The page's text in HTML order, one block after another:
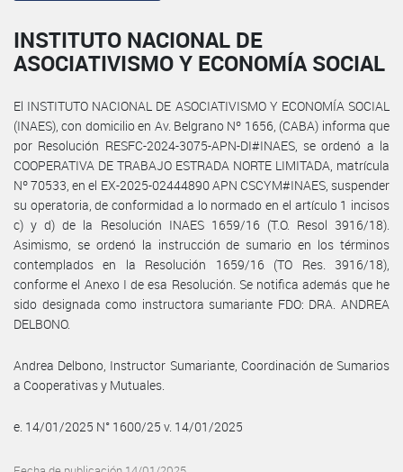
INSTITUTO NACIONAL DE
ASOCIATIVISMO Y ECONOMÍA SOCIAL
El INSTITUTO NACIONAL DE ASOCIATIVISMO Y ECONOMÍA SOCIAL
(INAES), con domicilio en Av. Belgrano Nº 1656, (CABA) informa que
por Resolución RESFC-2024-3075-APN-DI#INAES, se ordenó a la
COOPERATIVA DE TRABAJO ESTRADA NORTE LIMITADA, matrícula
Nº 70533, en el EX-2025-02444890 APN CSCYM#INAES, suspender
su operatoria, de conformidad a lo normado en el artículo 1 incisos
c) y d) de la Resolución INAES 1659/16 (T.O. Resol 3916/18).
Asimismo, se ordenó la instrucción de sumario en los términos
contemplados en la Resolución 1659/16 (TO Res. 3916/18),
conforme el Anexo I de esa Resolución. Se notifica además que he
sido designada como instructora sumariante FDO: DRA. ANDREA
DELBONO.
Andrea Delbono, Instructor Sumariante, Coordinación de Sumarios
a Cooperativas y Mutuales.
e. 14/01/2025 N° 1600/25 v. 14/01/2025